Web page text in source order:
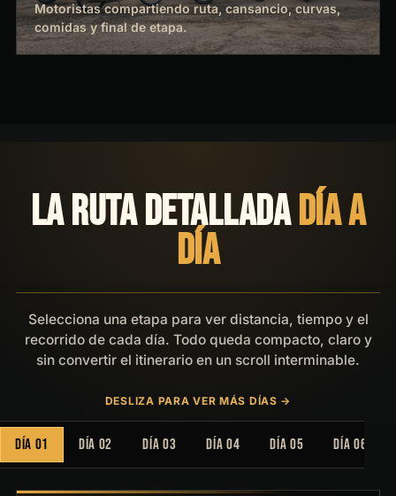
Motoristas compartiendo ruta, cansancio, curvas,
comidas y final de etapa.
LA RUTA DETALLADADÍA A
DÍA
Selecciona una etapa para ver distancia, tiempo y el
recorrido de cada día. Todo queda compacto, claro y
sin convertir el itinerario en un scroll interminable.
DESLIZA PARA VER MÁS DÍAS →
DÍA 01 DÍA 02 DÍA 03 DÍA 04 DÍA 05 DÍA 06